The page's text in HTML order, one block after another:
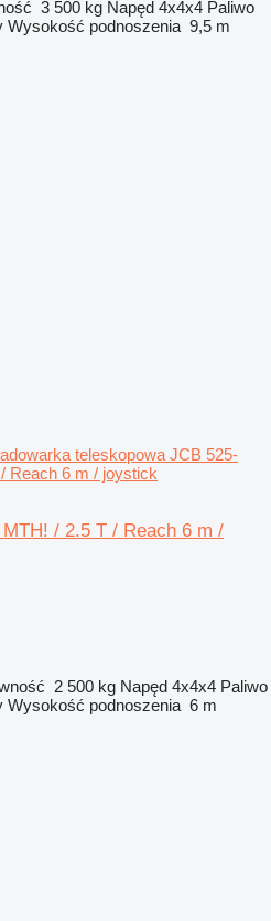
3 500 kg Napęd 4x4x4 Paliwo
Wysokość podnoszenia 9,5 m
teleskopowa JCB 525-
Reach 6 m / joystick
/ 2.5 T / Reach 6 m /
2 500 kg Napęd 4x4x4 Paliwo
Wysokość podnoszenia 6 m